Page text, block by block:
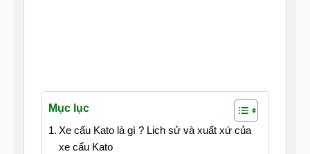
Mục lục
Xe cẩu Kato là gì ? Lịch sử và xuất xứ của
xe cẩu Kato